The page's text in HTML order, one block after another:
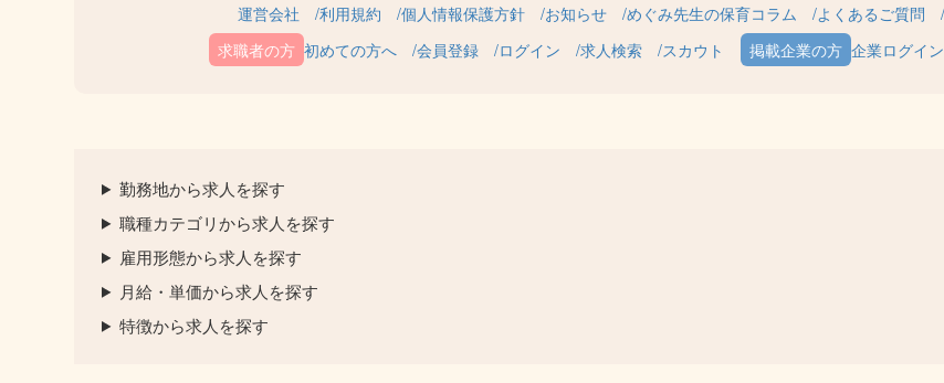
運営会社 利用規約 個人情報保護方針 お知らせ めぐみ先生の保育コラム よくあるご質問
初めての方へ
会員登録 ログイン 求人検索 スカウト 企業ログイン
勤務地から求人を探す
職種カテゴリから求人を探す
雇用形態から求人を探す
月給・単価から求人を探す
特徴から求人を探す